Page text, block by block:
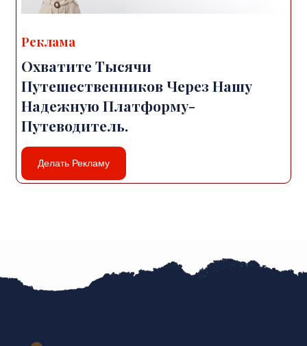
Реклама
Охватите Тысячи
Путешественников Через Нашу
Надежную Платформу-
Путеводитель.
Делать Рекламу